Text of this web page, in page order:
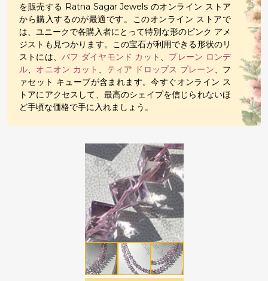
を販売する Ratna Sagar Jewels のオンライン ストア
から購入するのが最適です。このオンライン ストアで
は、ユニークで各購入者にとって特別な形のピンク アメ
ジストも見つかります。この宝石が利用できる形状のリ
ストには、パフ ダイヤモンド カット 、 プレーン ロンデ
ル、 オニオン カット 、 ティア ドロップス プレーン、フ
ァセット キューブが含まれます。今すぐオンライン ス
トアにアクセスして、最高のシェイプを信じられないほ
ど手頃な価格で手に入れましょう。